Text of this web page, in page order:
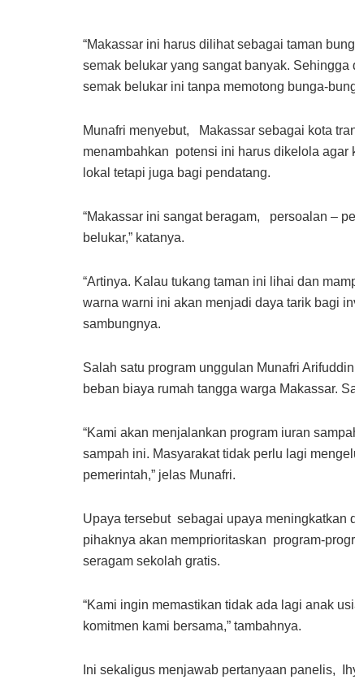
“Makassar ini harus dilihat sebagai taman
semak belukar yang sangat banyak.
semak belukar ini tanpa memotong bunga-
Munafri menyebut, Makassar sebagai kota
menambahkan potensi ini harus dikelola
lokal tetapi juga bagi pendatang.
“Makassar ini sangat beragam, persoalan –
belukar,” katanya.
“Artinya. Kalau tukang taman ini lihai dan
warna warni ini akan menjadi daya tarik bagi
sambungnya.
Salah satu program unggulan Munafri
beban biaya rumah tangga warga Makassar.
“Kami akan menjalankan program iuran
sampah ini. Masyarakat tidak perlu lagi
pemerintah,” jelas Munafri.
Upaya tersebut sebagai upaya meningkatkan
pihaknya akan memprioritaskan program-
seragam sekolah gratis.
“Kami ingin memastikan tidak ada lagi anak
komitmen kami bersama,” tambahnya.
Ini sekaligus menjawab pertanyaan panelis,